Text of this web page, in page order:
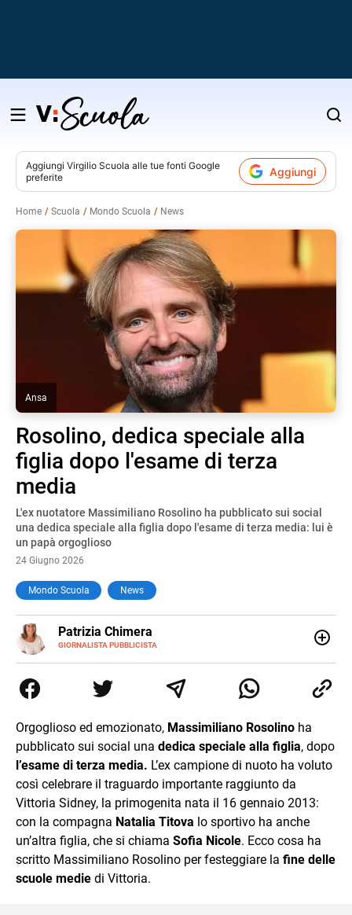
Salta
contenuto
Aggiungi Virgilio Scuola alle tue fonti Google
preferite
Aggiungi
Home Scuola Mondo Scuola News
Ansa
Rosolino, dedica speciale alla
figlia dopo l'esame di terza
media
L'ex nuotatore Massimiliano Rosolino ha pubblicato sui social
una dedica speciale alla figlia dopo l'esame di terza media: lui è
un papà orgoglioso
24 Giugno 2026
Mondo Scuola News
Patrizia Chimera
GIORNALISTA PUBBLICISTA
E-
MAIL
LINKEDIN
collaborato con grandi gruppi editoriali e agenzie di
comunicazione specializzandosi nella scrittura di articoli
Orgoglioso ed emozionato, Massimiliano Rosolino ha
pubblicato sui social una dedica speciale alla figlia, dopo
l’esame di terza media. L’ex campione di nuoto ha voluto
così celebrare il traguardo importante raggiunto da
Vittoria Sidney, la primogenita nata il 16 gennaio 2013:
con la compagna Natalia Titova lo sportivo ha anche
un’altra figlia, che si chiama Sofia Nicole. Ecco cosa ha
scritto Massimiliano Rosolino per festeggiare la fine delle
scuole medie di Vittoria.